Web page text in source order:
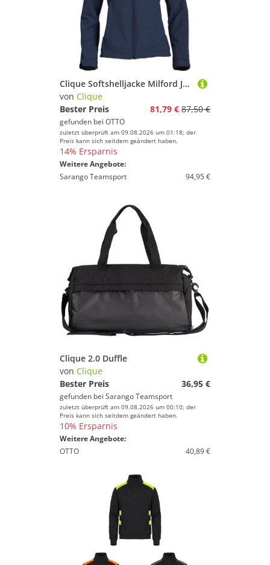
Clique Softshelljacke Milford Jacket
von Clique
Bester Preis
81,79 € 87,50 €
gefunden bei OTTO
zuletzt überprüft am 09.08.2026 um 01:18; der
Preis kann sich seitdem geändert haben.
14% Ersparnis
Weitere Angebote:
Sarango Teamsport
94,95 €
Clique 2.0 Duffle
von Clique
Bester Preis
36,95 €
gefunden bei Sarango Teamsport
zuletzt überprüft am 09.08.2026 um 00:10; der
Preis kann sich seitdem geändert haben.
10% Ersparnis
Weitere Angebote:
OTTO
40,89 €